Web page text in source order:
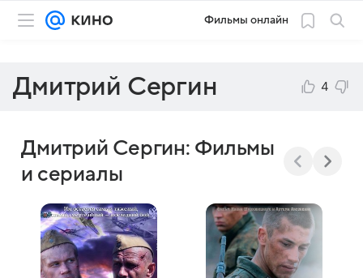
Фильмы онлайн
Дмитрий Сергин 4
Дмитрий Сергин: Фильмы
и сериалы